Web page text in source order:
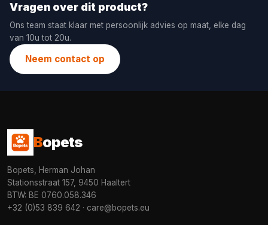
Vragen over dit product?
Ons team staat klaar met persoonlijk advies op maat, elke dag
van 10u tot 20u.
Neem contact op
Bopets
Bopets, Herman Johan
Stationsstraat 157, 9450 Haaltert
BTW: BE 0760.058.346
+32 (0)53 839 642 · care@bopets.eu